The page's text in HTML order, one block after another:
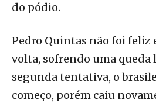
do pódio.
Pedro Quintas não foi feliz
volta, sofrendo uma queda
segunda tentativa, o
começo, porém caiu